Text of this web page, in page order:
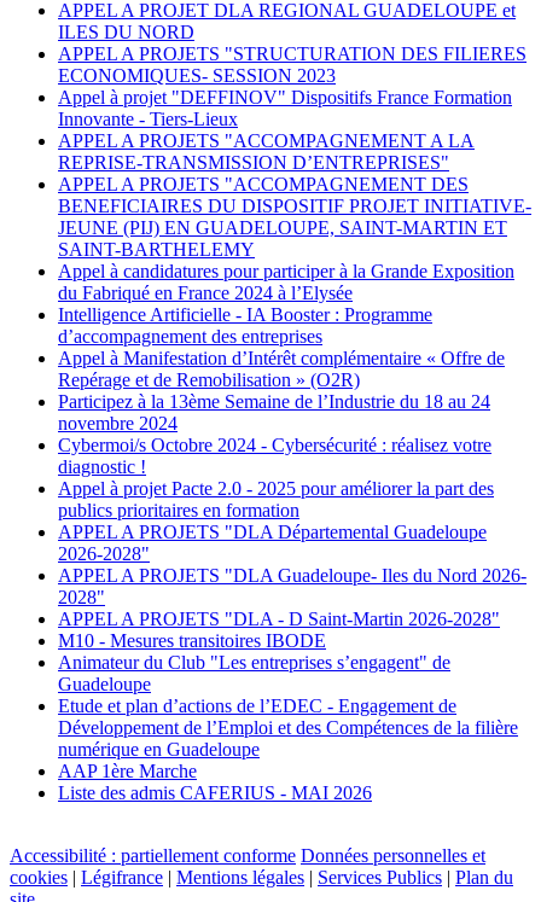
APPEL A PROJET DLA REGIONAL GUADELOUPE et
ILES DU NORD
APPEL A PROJETS "STRUCTURATION DES FILIERES
ECONOMIQUES- SESSION 2023
Appel à projet "DEFFINOV" Dispositifs France Formation
Innovante - Tiers-Lieux
APPEL A PROJETS "ACCOMPAGNEMENT A LA
REPRISE-TRANSMISSION D’ENTREPRISES"
APPEL A PROJETS "ACCOMPAGNEMENT DES
BENEFICIAIRES DU DISPOSITIF PROJET INITIATIVE-
JEUNE (PIJ) EN GUADELOUPE, SAINT-MARTIN ET
SAINT-BARTHELEMY
Appel à candidatures pour participer à la Grande Exposition
du Fabriqué en France 2024 à l’Elysée
Intelligence Artificielle - IA Booster : Programme
d’accompagnement des entreprises
Appel à Manifestation d’Intérêt complémentaire « Offre de
Repérage et de Remobilisation » (O2R)
Participez à la 13ème Semaine de l’Industrie du 18 au 24
novembre 2024
Cybermoi/s Octobre 2024 - Cybersécurité : réalisez votre
diagnostic !
Appel à projet Pacte 2.0 - 2025 pour améliorer la part des
publics prioritaires en formation
APPEL A PROJETS "DLA Départemental Guadeloupe
2026-2028"
APPEL A PROJETS "DLA Guadeloupe- Iles du Nord 2026-
2028"
APPEL A PROJETS "DLA - D Saint-Martin 2026-2028"
M10 - Mesures transitoires IBODE
Animateur du Club "Les entreprises s’engagent" de
Guadeloupe
Etude et plan d’actions de l’EDEC - Engagement de
Développement de l’Emploi et des Compétences de la filière
numérique en Guadeloupe
AAP 1ère Marche
Liste des admis CAFERIUS - MAI 2026
Accessibilité : partiellement conforme Données personnelles et
cookies | Légifrance | Mentions légales | Services Publics | Plan du